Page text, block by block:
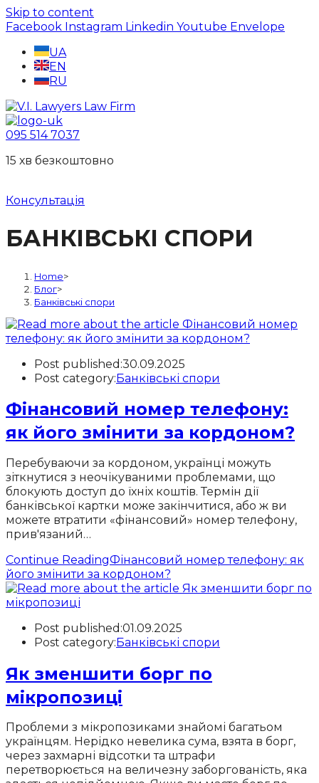
Skip to content
Facebook Instagram Linkedin Youtube Envelope
UA
EN
RU
095 514 7037
15 хв безкоштовно
Консультація
БАНКІВСЬКІ СПОРИ
Home>
Блог>
Банківські спори
Post published:30.09.2025
Post category:Банківські спори
Фінансовий номер телефону:
як його змінити за кордоном?
Перебуваючи за кордоном, українці можуть
зіткнутися з неочікуваними проблемами, що
блокують доступ до їхніх коштів. Термін дії
банківської картки може закінчитися, або ж ви
можете втратити «фінансовий» номер телефону,
прив'язаний…
Continue ReadingФінансовий номер телефону: як
його змінити за кордоном?
Post published:01.09.2025
Post category:Банківські спори
Як зменшити борг по
мікропозиці
Проблеми з мікропозиками знайомі багатьом
українцям. Нерідко невелика сума, взята в борг,
через захмарні відсотки та штрафи
перетворюється на величезну заборгованість, яка